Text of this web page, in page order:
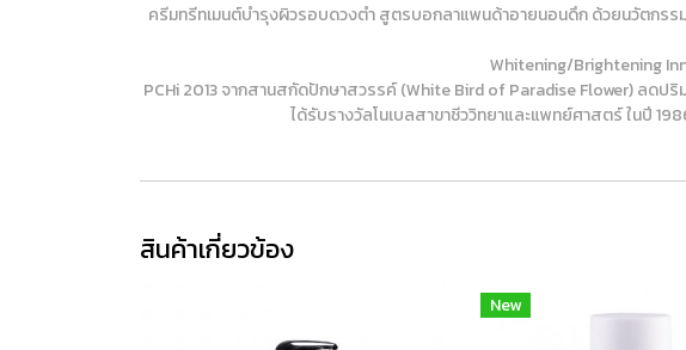
ครีมทรีทเมนต์บำรุงผิวรอบดวงตำ สูตรบอกลาแพนด้าอายนอนดึก ด้วยนวัตกร
Whitening/Brightening
PCHi 2013 จากสานสกัดปักษาสวรรค์ (White Bird of Paradise Flower) ลดป
ได้รับรางวัลโนเบลสาขาชีววิทยาและแพทย์ศาสตร์ ในปี
สินค้าเกี่ยวข้อง
New